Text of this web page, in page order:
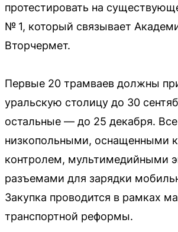
протестировать на
№ 1, который связывает
Вторчермет.
Первые 20 трамваев должны
уральскую столицу до 30
остальные — до 25 декабря.
низкопольными, оснащенными
контролем, мультимедийными
разъемами для зарядки
Закупка проводится в рамках
транспортной реформы.